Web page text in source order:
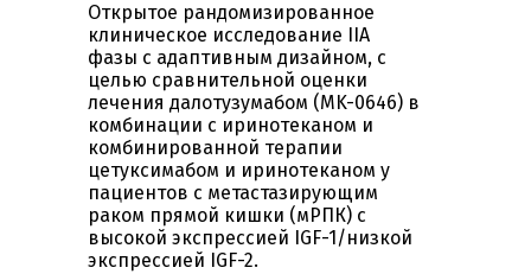
Открытое рандомизированное
клиническое исследование IIA
фазы с адаптивным дизайном, с
целью сравнительной оценки
лечения далотузумабом (MK-0646) в
комбинации с иринотеканом и
комбинированной терапии
цетуксимабом и иринотеканом у
пациентов с метастазирующим
раком прямой кишки (мРПК) с
высокой экспрессией IGF-1/низкой
экспрессией IGF-2.